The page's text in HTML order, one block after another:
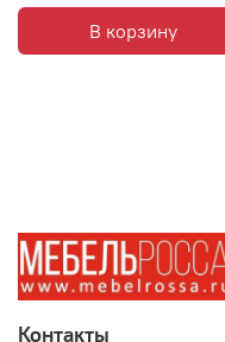
В корзину
Контакты